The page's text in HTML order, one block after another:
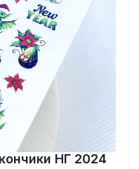
НГ 2024